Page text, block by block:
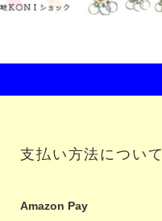
支払い方法について
Amazon Pay